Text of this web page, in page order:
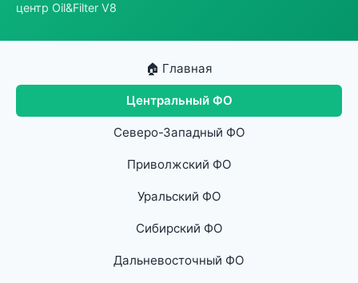
центр Oil&Filter V8
🏠 Главная
Центральный ФО
Северо-Западный ФО
Приволжский ФО
Уральский ФО
Сибирский ФО
Дальневосточный ФО